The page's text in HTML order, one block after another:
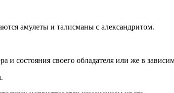
амулеты и талисманы с александритом.
и состояния своего обладателя или же в